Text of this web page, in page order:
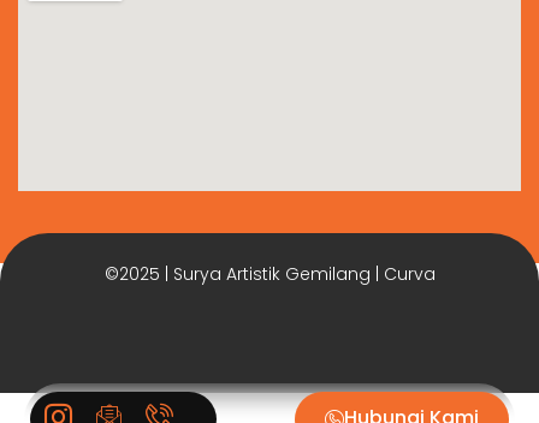
©2025 | Surya Artistik Gemilang | Curva
Hubungi Kami